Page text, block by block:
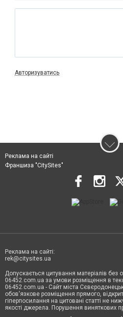
Авторизуватись
Реклама на сайті
Франшиза "CitySites"
Реклама на сайті:
rek@citysites.ua
Допускається цитування матеріалів без
06452.com.ua за умови розміщення в
06452.com.ua - Сайт міста
обов'язкове розміщення прямого,
гіперпосилання на цитовані статті не
якості джерела. Порушення виняткових